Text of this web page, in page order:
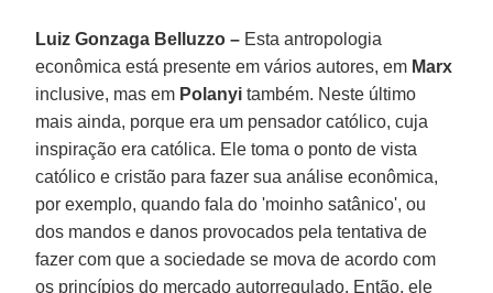
Luiz Gonzaga Belluzzo – Esta antropologia
econômica está presente em vários autores, em Marx
inclusive, mas em Polanyi também. Neste último
mais ainda, porque era um pensador católico, cuja
inspiração era católica. Ele toma o ponto de vista
católico e cristão para fazer sua análise econômica,
por exemplo, quando fala do 'moinho satânico', ou
dos mandos e danos provocados pela tentativa de
fazer com que a sociedade se mova de acordo com
os princípios do mercado autorregulado. Então, ele